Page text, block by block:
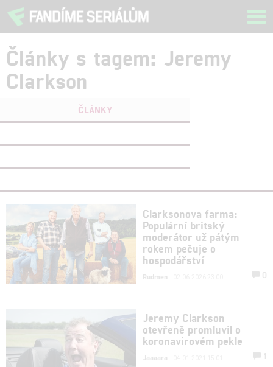
Články s tagem: Jeremy
Clarkson
ČLÁNKY
Clarksonova farma:
Populární britský
moderátor už pátým
rokem pečuje o
hospodářství
Rudmen 0
Jeremy Clarkson
otevřeně promluvil o
koronavirovém pekle
Jaaaara 1